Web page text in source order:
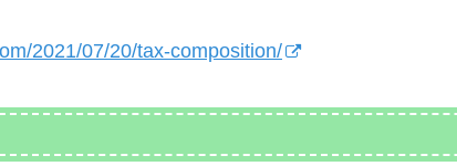
2021/07/20/tax-composition/